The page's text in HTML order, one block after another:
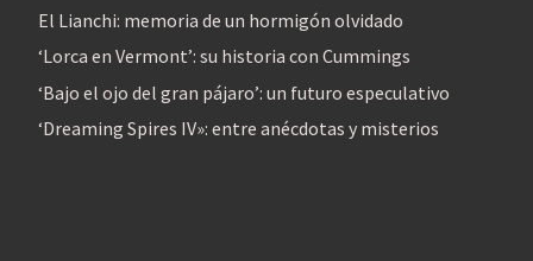
El Lianchi: memoria de un hormigón olvidado
‘Lorca en Vermont’: su historia con Cummings
‘Bajo el ojo del gran pájaro’: un futuro especulativo
‘Dreaming Spires IV»: entre anécdotas y misterios